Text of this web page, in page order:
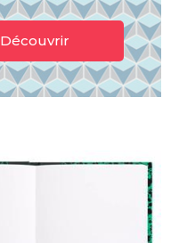
Découvrir